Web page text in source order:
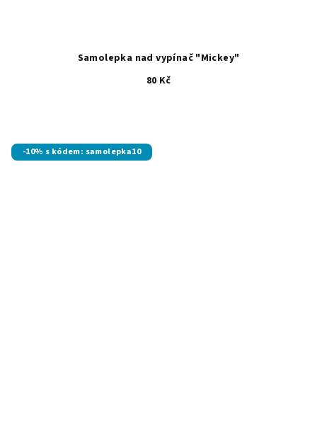
Samolepka nad vypínač "Mickey"
80 Kč
-10% s kódem: samolepka10